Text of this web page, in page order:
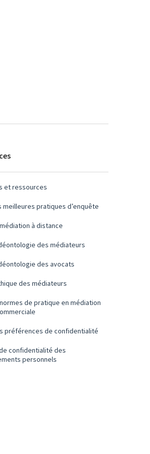
et ressources
meilleures pratiques d’enquête
à distance
des médiateurs
des avocats
des médiateurs
de pratique en médiation
préférences de confidentialité
confidentialité des
personnels